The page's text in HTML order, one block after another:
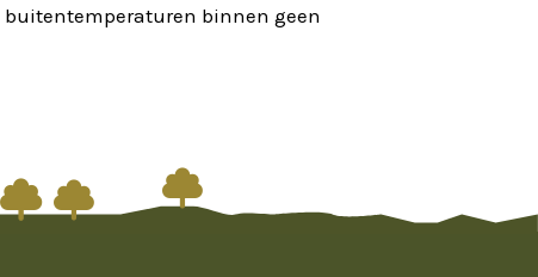
buitentemperaturen binnen geen
 
